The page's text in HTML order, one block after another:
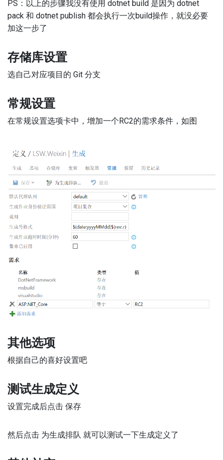
PS：以上的步骤我没有使用 dotnet build 是因为 dotnet
pack 和 dotnet publish 都会执行一次build操作，就没必要
加这一步了
存储库设置
选自己对应项目的 Git 分支
常规设置
在常规设置选项卡中，增加一个RC2的需求条件，如图
其他选项
根据自己的喜好设置吧
测试生成定义
设置完成后点击 保存
然后点击 为生成排队 就可以测试一下生成定义了